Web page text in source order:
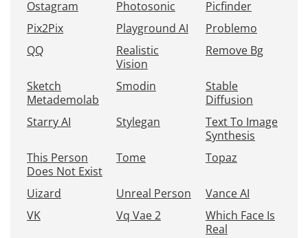
Ostagram Photosonic
Picfinder
Pix2Pix
Playground AI
Problemo
QQ
Realistic
Vision
Remove Bg
Sketch
Metademolab
Smodin
Stable
Diffusion
Starry AI
Stylegan
Text To Image
Synthesis
This Person
Does Not Exist
Tome Topaz
Uizard Unreal Person
Vance AI
VK
Vq Vae 2
Which Face Is
Real